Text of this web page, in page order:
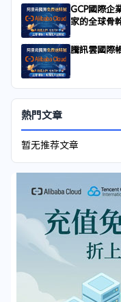
GCP國際企
家的全球骨
騰訊雲國際
熱門文章
暂无推荐文章